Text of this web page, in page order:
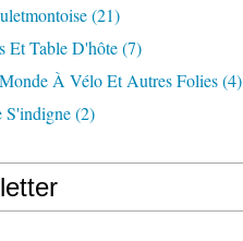
(21)
Et Table D'hôte(7)
À Vélo Et Autres Folies(4)
S'indigne(2)